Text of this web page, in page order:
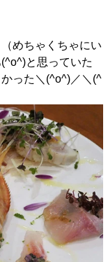
めちゃくちゃにい
と思っていた
った＼(^o^)／＼(^